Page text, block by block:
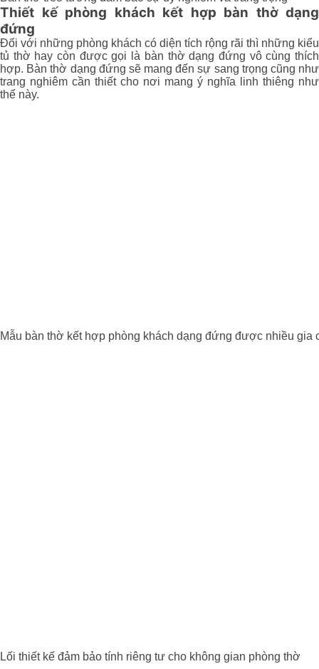
Thiết kế phòng khách kết hợp bàn thờ dạng
đứng
Đối với những phòng khách có diện tích rộng rãi thì những kiểu
tủ thờ hay còn được gọi là bàn thờ dạng đứng vô cùng thích
hợp. Bàn thờ dạng đứng sẽ mang đến sự sang trọng cũng như
trang nghiêm cần thiết cho nơi mang ý nghĩa linh thiêng như
thế này.
Mẫu bàn thờ kết hợp phòng khách dạng đứng được nhiều gia
Lối thiết kế đảm bảo tính riêng tư cho không gian phòng thờ